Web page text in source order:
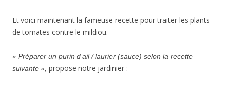
Et voici maintenant la fameuse recette pour traiter les plants
de tomates contre le mildiou.
« Préparer un purin d’ail / laurier (sauce) selon la recette
suivante », propose notre jardinier :